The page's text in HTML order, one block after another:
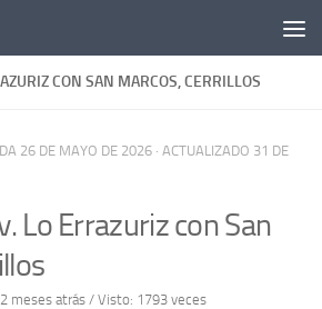
CON SAN MARCOS, CERRILLOS
26 DE MAYO DE 2026 · ACTUALIZADO 31 DE
Lo Errazuriz con San
meses atrás/ Visto: 1793 veces